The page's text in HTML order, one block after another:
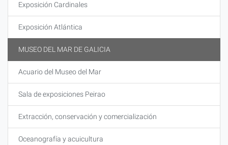
Exposición Cardinales
Exposición Atlántica
MUSEO DEL MAR DE GALICIA
Acuario del Museo del Mar
Sala de exposiciones Peirao
Extracción, conservación y comercialización
Oceanografía y acuicultura